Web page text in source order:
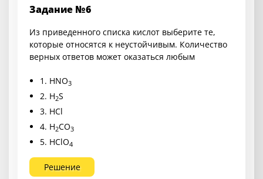
Задание №6
Из приведенного списка кислот выберите те,
которые относятся к неустойчивым. Количество
верных ответов может оказаться любым
1. HNO3
2. H2S
3. HCl
4. H2CO3
5. HClO4
Решение